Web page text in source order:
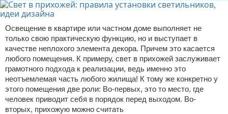
Освещение в квартире или частном доме выполняет не
только свою практическую функцию, но и выступает в
качестве неплохого элемента декора. Причем это касается
любого помещения. К примеру, свет в прихожей заслуживает
грамотного подхода к реализации, ведь именно это
неотъемлемая часть любого жилища! К тому же конкретно у
этого помещения две роли: Во-первых, это то место, где
человек приводит себя в порядок перед выходом. Во-
вторых, прихожую можно считать